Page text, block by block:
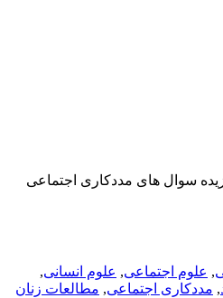
سوال های مددکاری اجتماعی
, علوم اجتماعی, علوم انسانی,
, مددکاری اجتماعی, مطالعات زنان